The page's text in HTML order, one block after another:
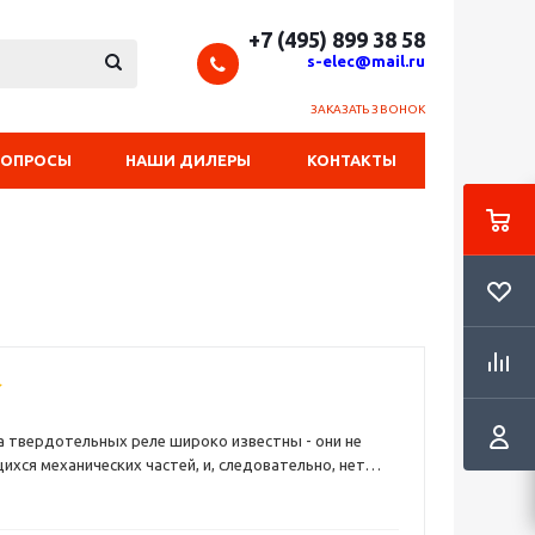
+7 (495) 899 38 58
s-elec@mail.ru
ЗАКАЗАТЬ ЗВОНОК
НАШИ ДИЛЕРЫ КОНТАКТЫ
реле широко известны - они не
механических частей, и, следовательно, нет
повреждения и износа. Однако,
с вертикальным расположением